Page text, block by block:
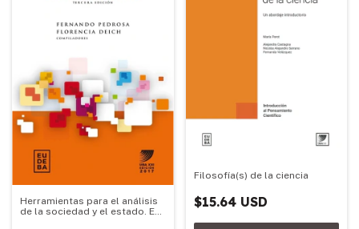
Herramientas para el análisis
de la sociedad y el estado. Ed.
Filosofía(s) de la ciencia
$15.64 USD